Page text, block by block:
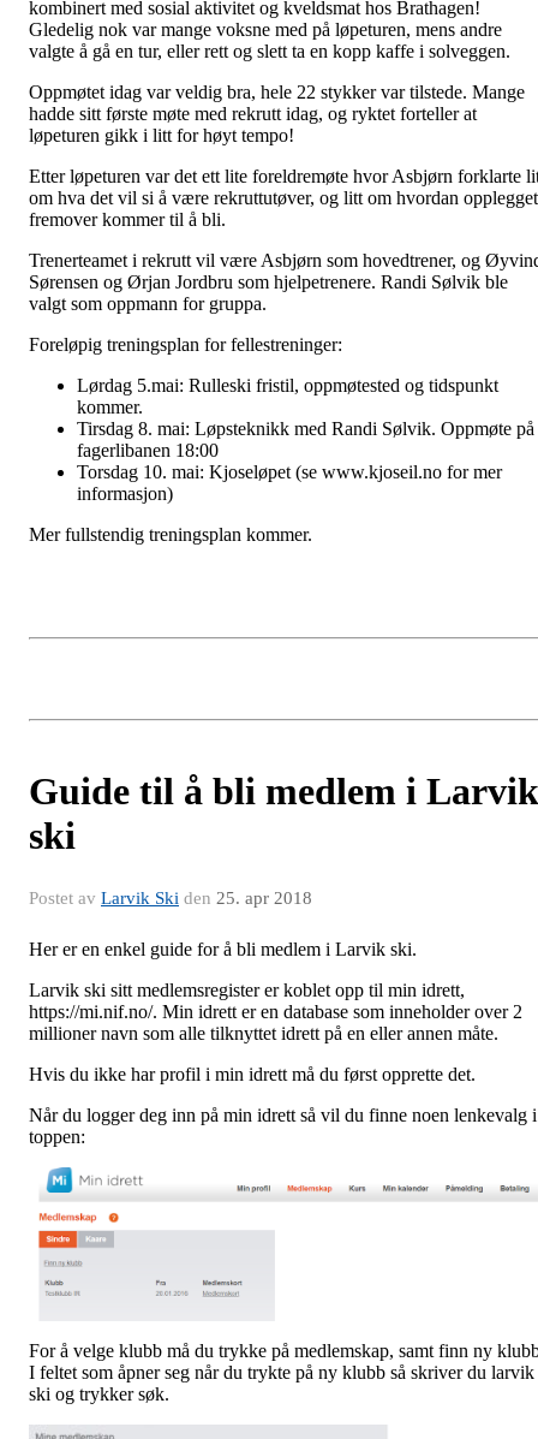
kombinert med sosial aktivitet og kveldsmat hos Brathagen!
Gledelig nok var mange voksne med på løpeturen, mens andre
valgte å gå en tur, eller rett og slett ta en kopp kaffe i solveggen.
Oppmøtet idag var veldig bra, hele 22 stykker var tilstede. Mange
hadde sitt første møte med rekrutt idag, og ryktet forteller at
løpeturen gikk i litt for høyt tempo!
Etter løpeturen var det ett lite foreldremøte hvor Asbjørn forklarte
om hva det vil si å være rekruttutøver, og litt om hvordan opplegget
fremover kommer til å bli.
Trenerteamet i rekrutt vil være Asbjørn som hovedtrener, og
Sørensen og Ørjan Jordbru som hjelpetrenere. Randi Sølvik ble
valgt som oppmann for gruppa.
Foreløpig treningsplan for fellestreninger:
Lørdag 5.mai: Rulleski fristil, oppmøtested og tidspunkt
kommer.
Tirsdag 8. mai: Løpsteknikk med Randi Sølvik. Oppmøte på
fagerlibanen 18:00
Torsdag 10. mai: Kjoseløpet (se www.kjoseil.no for mer
informasjon)
Mer fullstendig treningsplan kommer.
Guide til å bli medlem i Larvik
ski
Postet av Larvik Ski den 25. apr 2018
Her er en enkel guide for å bli medlem i Larvik ski.
Larvik ski sitt medlemsregister er koblet opp til min idrett,
https://mi.nif.no/. Min idrett er en database som inneholder over 2
millioner navn som alle tilknyttet idrett på en eller annen måte.
Hvis du ikke har profil i min idrett må du først opprette det.
Når du logger deg inn på min idrett så vil du finne noen lenkevalg i
toppen:
For å velge klubb må du trykke på medlemskap, samt finn ny
I feltet som åpner seg når du trykte på ny klubb så skriver du larvik
ski og trykker søk.